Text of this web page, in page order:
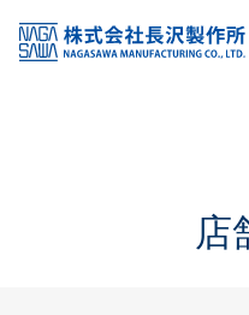
KSS加盟店・取扱店情報
店舗一覧
店